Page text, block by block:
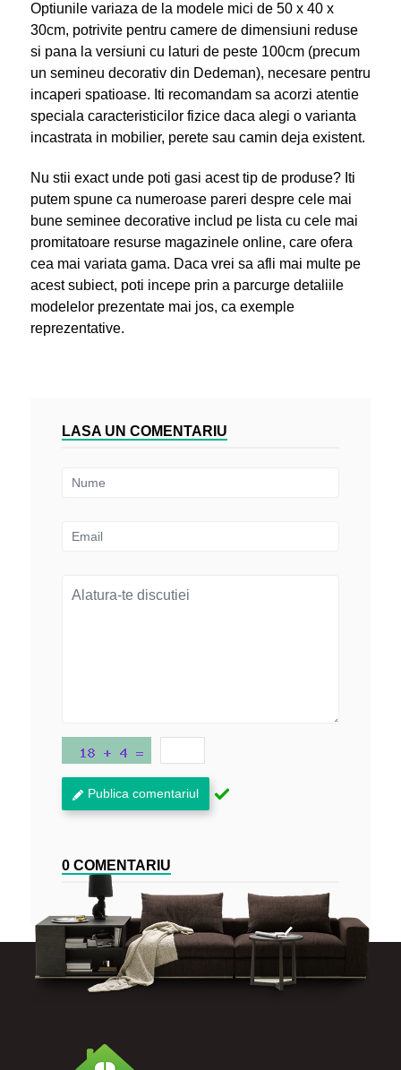
Optiunile variaza de la modele mici de 50 x 40 x
30cm, potrivite pentru camere de dimensiuni reduse
si pana la versiuni cu laturi de peste 100cm (precum
un semineu decorativ din Dedeman), necesare pentru
incaperi spatioase. Iti recomandam sa acorzi atentie
speciala caracteristicilor fizice daca alegi o varianta
incastrata in mobilier, perete sau camin deja existent.
Nu stii exact unde poti gasi acest tip de produse? Iti
putem spune ca numeroase pareri despre cele mai
bune seminee decorative includ pe lista cu cele mai
promitatoare resurse magazinele online, care ofera
cea mai variata gama. Daca vrei sa afli mai multe pe
acest subiect, poti incepe prin a parcurge detaliile
modelelor prezentate mai jos, ca exemple
reprezentative.
LASA UN COMENTARIU
Publica comentariul
0 COMENTARIU